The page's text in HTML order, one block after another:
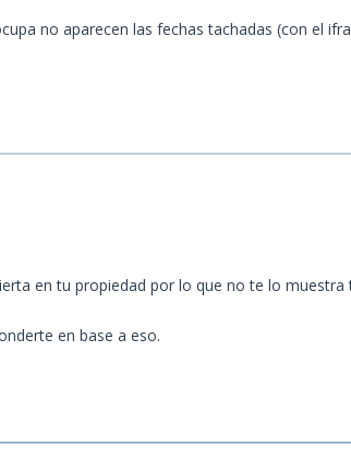
no aparecen las fechas tachadas (con el
en tu propiedad por lo que no te lo muestra
en base a eso.